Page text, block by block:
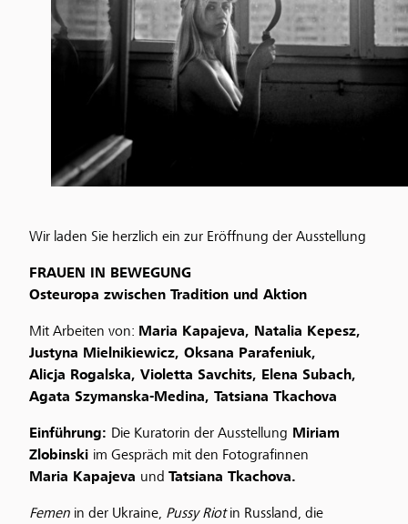
Wir laden Sie herzlich ein zur Eröffnung der Ausstellung
FRAUEN IN BEWEGUNG
Osteuropa zwischen Tradition und Aktion
Mit Arbeiten von: Maria Kapajeva, Natalia Kepesz,
Justyna Mielnikiewicz, Oksana Parafeniuk,
Alicja Rogalska, Violetta Savchits, Elena Subach,
Agata Szymanska-Medina, Tatsiana Tkachova
Einführung: Die Kuratorin der Ausstellung Miriam
Zlobinski im Gespräch mit den Fotografinnen
Maria Kapajeva und Tatsiana Tkachova.
Femen in der Ukraine, Pussy Riotin Russland, die